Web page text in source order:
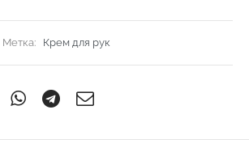
Метка: Крем для рук